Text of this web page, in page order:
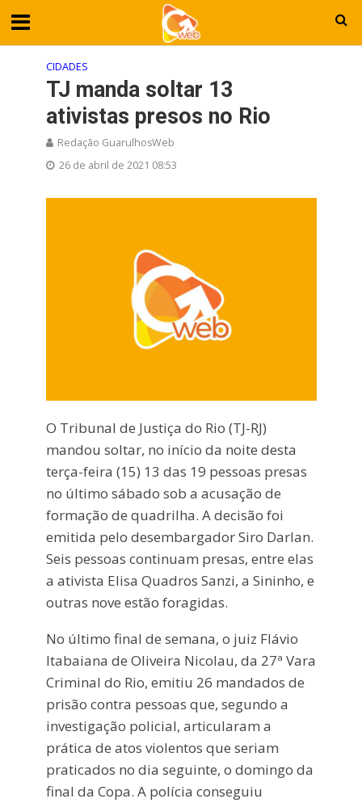
CIDADES
TJ manda soltar 13
ativistas presos no Rio
Redação GuarulhosWeb
26 de abril de 2021 08:53
O Tribunal de Justiça do Rio (TJ-RJ)
mandou soltar, no início da noite desta
terça-feira (15) 13 das 19 pessoas presas
no último sábado sob a acusação de
formação de quadrilha. A decisão foi
emitida pelo desembargador Siro Darlan.
Seis pessoas continuam presas, entre elas
a ativista Elisa Quadros Sanzi, a Sininho, e
outras nove estão foragidas.
No último final de semana, o juiz Flávio
Itabaiana de Oliveira Nicolau, da 27ª Vara
Criminal do Rio, emitiu 26 mandados de
prisão contra pessoas que, segundo a
investigação policial, articularam a
prática de atos violentos que seriam
praticados no dia seguinte, o domingo da
final da Copa. A polícia conseguiu